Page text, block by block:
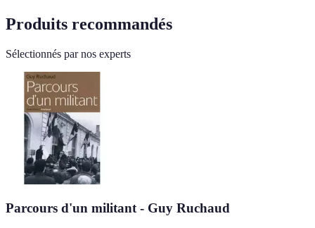
Produits recommandés
Sélectionnés par nos experts
Parcours d'un militant - Guy Ruchaud